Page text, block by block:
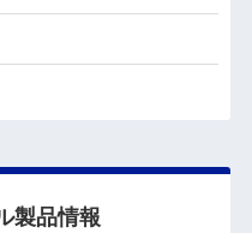
製品情報